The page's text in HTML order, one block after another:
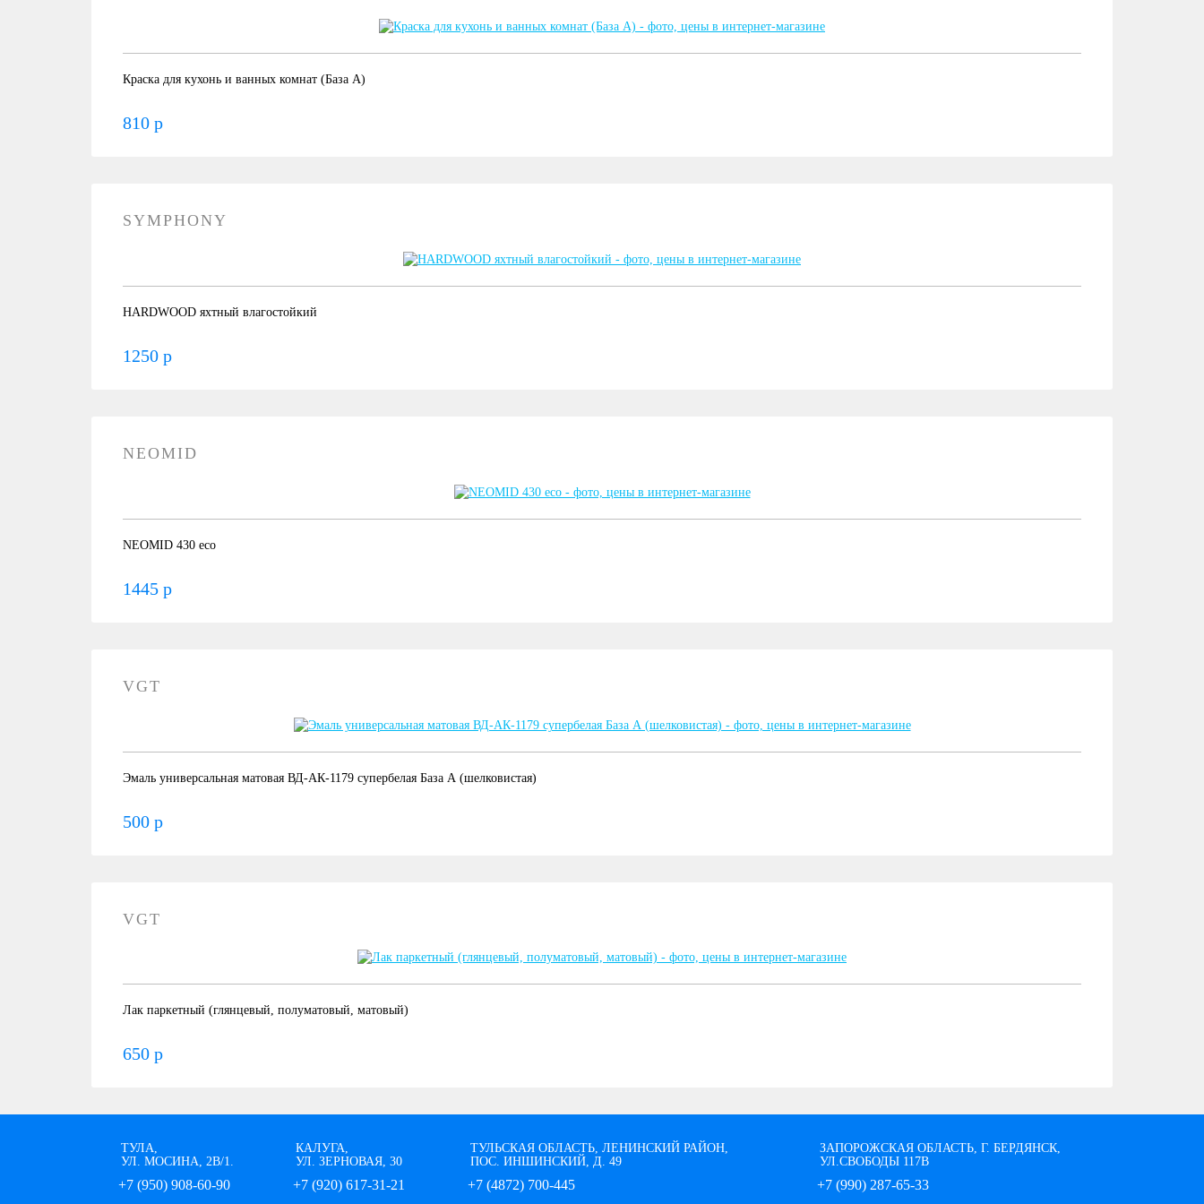
Краска для кухонь и ванных комнат (База А)
810 р
SYMPHONY
HARDWOOD яхтный влагостойкий
1250 р
NEOMID
NEOMID 430 eco
1445 р
VGT
Эмаль универсальная матовая ВД-АК-1179 супербелая База А (шелковистая)
500 р
VGT
Лак паркетный (глянцевый, полуматовый, матовый)
650 р
ТУЛА,
УЛ. МОСИНА, 2В/1.
+7 (950) 908-60-90
КАЛУГА,
УЛ. ЗЕРНОВАЯ, 30
+7 (920) 617-31-21
ТУЛЬСКАЯ ОБЛАСТЬ, ЛЕНИНСКИЙ РАЙОН,
ПОС. ИНШИНСКИЙ, Д. 49
+7 (4872) 700-445
ЗАПОРОЖСКАЯ ОБЛАСТЬ, Г. БЕРДЯНСК,
УЛ.СВОБОДЫ 117В
+7 (990) 287-65-33